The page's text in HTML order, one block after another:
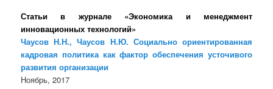
Статьи в журнале «Экономика и менеджмент
инновационных технологий»
Чаусов Н.Н., Чаусов Н.Ю. Социально ориентированная
кадровая политика как фактор обеспечения усточивого
развития организации
Ноябрь, 2017